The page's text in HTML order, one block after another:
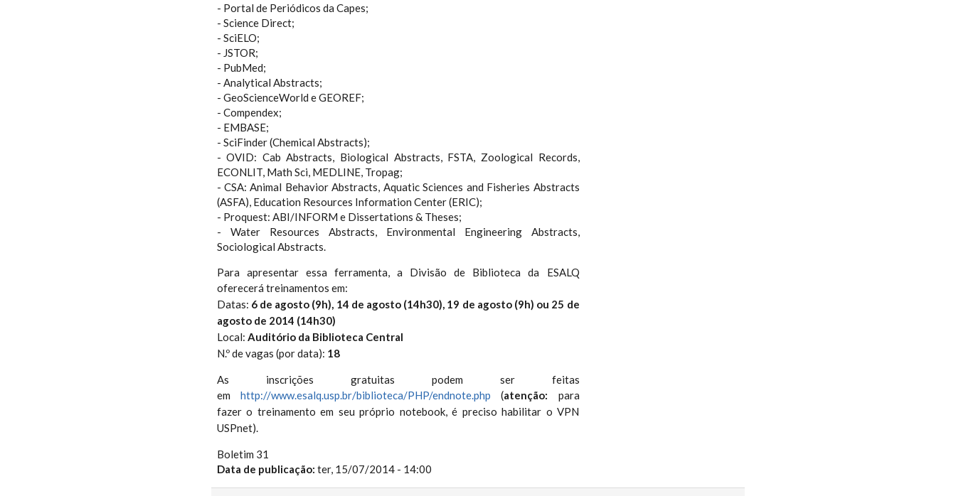
- Portal de Periódicos da Capes;
- Science Direct;
- SciELO;
- JSTOR;
- PubMed;
- Analytical Abstracts;
- GeoScienceWorld e GEOREF;
- Compendex;
- EMBASE;
- SciFinder (Chemical Abstracts);
- OVID: Cab Abstracts, Biological Abstracts, FSTA, Zoological Records,
ECONLIT, Math Sci, MEDLINE, Tropag;
- CSA: Animal Behavior Abstracts, Aquatic Sciences and Fisheries Abstracts
(ASFA), Education Resources Information Center (ERIC);
- Proquest: ABI/INFORM e Dissertations & Theses;
- Water Resources Abstracts, Environmental Engineering Abstracts,
Sociological Abstracts.
Para apresentar essa ferramenta, a Divisão de Biblioteca da ESALQ
oferecerá treinamentos em:
Datas: 6 de agosto (9h), 14 de agosto (14h30), 19 de agosto (9h) ou 25 de
agosto de 2014 (14h30)
Local: Auditório da Biblioteca Central
N.º de vagas (por data): 18
As inscrições gratuitas podem ser feitas
em http://www.esalq.usp.br/biblioteca/PHP/endnote.php (atenção: para
fazer o treinamento em seu próprio notebook, é preciso habilitar o VPN
USPnet).
Boletim 31
Data de publicação: ter, 15/07/2014 - 14:00